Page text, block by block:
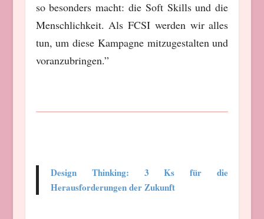
so besonders macht: die Soft Skills und die
Menschlichkeit. Als FCSI werden wir alles
tun, um diese Kampagne mitzugestalten und
voranzubringen.”
Design Thinking: 3 Ks für die
Herausforderungen der Zukunft